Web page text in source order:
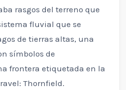
rasgos del terreno que
fluvial que se
de tierras altas, una
símbolos de
frontera etiquetada en la
Thornfield.